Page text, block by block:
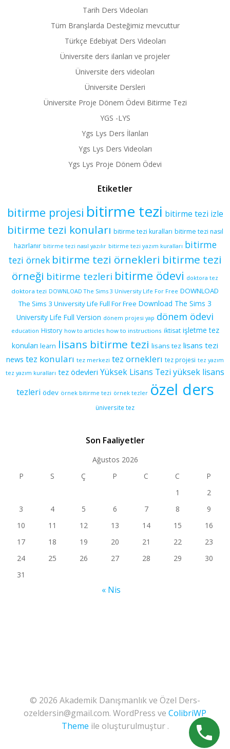
Tarih Ders Videoları
Tüm Branşlarda Desteğimiz mevcuttur
Türkçe Edebiyat Ders Videoları
Üniversite ders ilanları ve projeler
Üniversite ders videoları
Üniversite Dersleri
Üniversite Proje Dönem Ödevi Bitirme Tezi
YGS -LYS
Ygs Lys Ders İlanları
Ygs Lys Ders Videoları
Ygs Lys Proje Dönem Ödevi
Etiketler
bitirme projesi bitirme tezi bitirme tezi izle
bitirme tezi konuları bitirme tezi kuralları bitirme tezi nasıl
hazırlanır bitirme tezi nasıl yazılır bitirme tezi yazım kuralları bitirme
tezi örnek bitirme tezi örnekleri bitirme tezi
örneği bitirme tezleri bitirme ödevi doktora tez
doktora tezi DOWNLOAD The Sims 3 University Life For Free DOWNLOAD
The Sims 3 University Life Full For Free Download The Sims 3
University Life Full Version dönem projesi yap dönem ödevi
education History how to articles how to instructions iktisat işletme tez
konuları learn lisans bitirme tezi lisans tez lisans tezi
news tez konuları tez merkezi tez orneklerı tez projesi tez yazım
tez yazım kuralları tez ödevleri Yüksek Lisans Tezi yüksek lisans
tezleri ödev örnek bitirme tezi örnek tezler özel ders
üniversite tez
Son Faaliyetler
Ağustos 2026
P
S Ç P C C
P
1
2
3
4 5 6 7 8
9
10
11 12 13 14 15
16
17
18 19 20 21 22
23
24
25 26 27 28 29
30
31
« Nis
© 2026 Akademik Danışmanlık ve Özel Ders-
ozeldersin@gmail.com. WordPress ve ColibriWP
Theme ile oluşturulmuştur .